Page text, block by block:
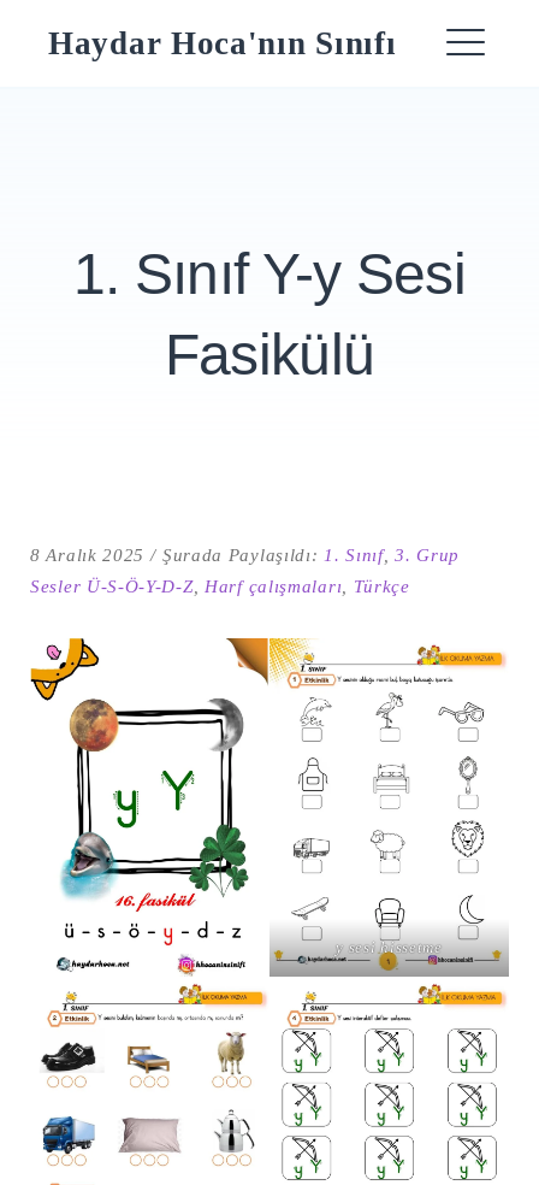
Haydar Hoca'nın Sınıfı
Şu
kelime
için
arama
sonuçları:
ARA
1. Sınıf Y-y Sesi
Fasikülü
8 Aralık 2025 Şurada Paylaşıldı: 1. Sınıf,3. Grup
Sesler Ü-S-Ö-Y-D-Z, Harf çalışmaları Türkçe
y sesi hissetme